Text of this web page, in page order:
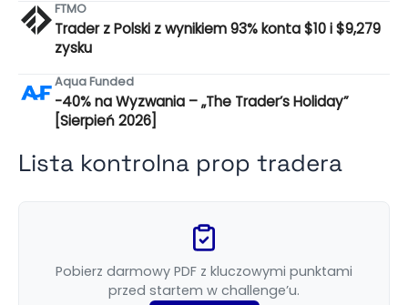
FTMO
Trader z Polski z wynikiem 93% konta $10 i $9,279
zysku
Aqua Funded
-40% na Wyzwania – „The Trader’s Holiday”
[Sierpień 2026]
Lista kontrolna prop tradera
Pobierz darmowy PDF z kluczowymi punktami
przed startem w challenge’u.